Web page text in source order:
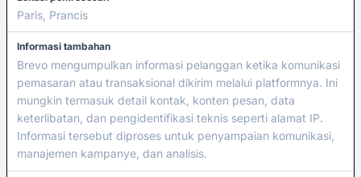
Paris, Prancis
Informasi tambahan
Brevo mengumpulkan informasi pelanggan ketika komunikasi
pemasaran atau transaksional dikirim melalui platformnya. Ini
mungkin termasuk detail kontak, konten pesan, data
keterlibatan, dan pengidentifikasi teknis seperti alamat IP.
Informasi tersebut diproses untuk penyampaian komunikasi,
manajemen kampanye, dan analisis.